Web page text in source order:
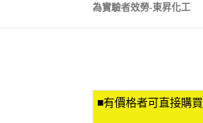
為實驗者效勞-東昇化工
■有價格者可直接購買